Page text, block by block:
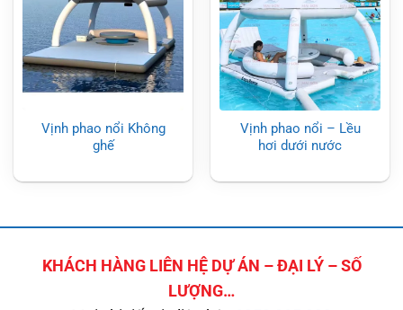
Vịnh phao nổi Không
ghế
Vịnh phao nổi – Lều
hơi dưới nước
KHÁCH HÀNG LIÊN HỆ DỰ ÁN – ĐẠI LÝ – SỐ
LƯỢNG…